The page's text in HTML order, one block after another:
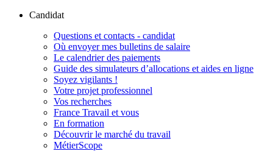
Candidat
Questions et contacts - candidat
Où envoyer mes bulletins de salaire
Le calendrier des paiements
Guide des simulateurs d’allocations et aides en ligne
Soyez vigilants !
Votre projet professionnel
Vos recherches
France Travail et vous
En formation
Découvrir le marché du travail
MétierScope